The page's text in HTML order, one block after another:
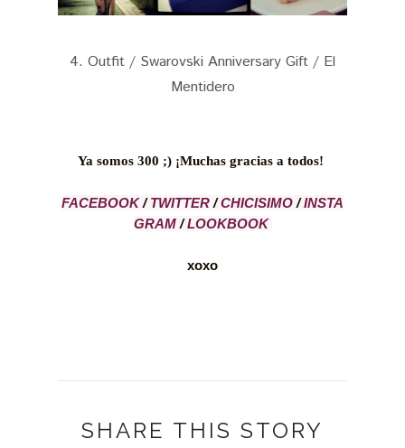
4. Outfit / Swarovski Anniversary Gift / El
Mentidero
Ya somos 300 ;) ¡Muchas gracias a todos!
FACEBOOK/TWITTER /CHICISIMO /INSTA
GRAM/LOOKBOOK
xoxo
SHARE THIS STORY